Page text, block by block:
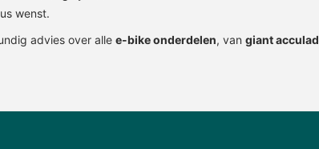
wenst.
advies over alle e-bike onderdelen, van giant